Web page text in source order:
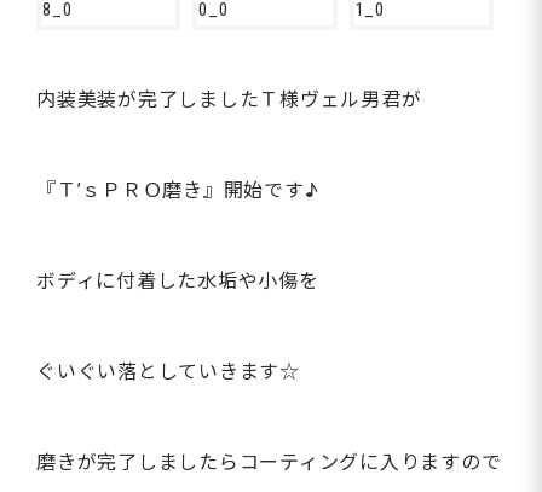
内装美装が完了しましたＴ様ヴェル男君が
『Ｔ’ｓＰＲＯ磨き』開始です♪
ボディに付着した水垢や小傷を
ぐいぐい落としていきます☆
磨きが完了しましたらコーティングに入りますので